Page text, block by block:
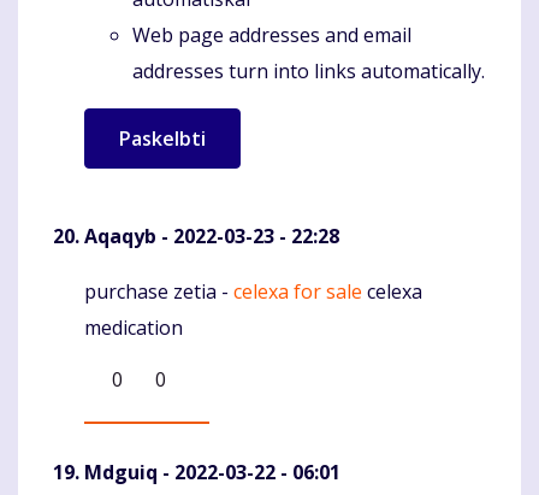
Web page addresses and email
addresses turn into links automatically.
Aqaqyb - 2022-03-23 - 22:28
Komentaras
purchase zetia - celexa for sale celexa
medication
0
0
Mdguiq - 2022-03-22 - 06:01